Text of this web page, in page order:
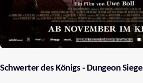
Schwerter des Königs - Dungeon Siege